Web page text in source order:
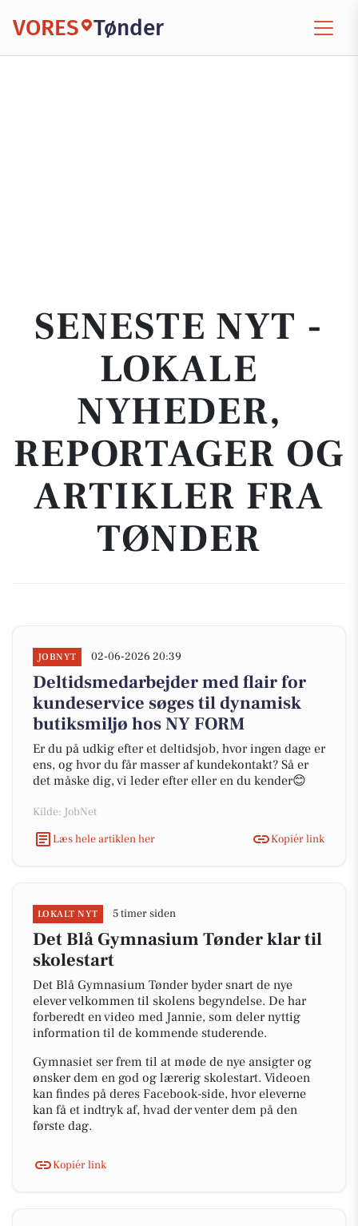
VORES Tønder
SENESTE NYT -
LOKALE
NYHEDER,
REPORTAGER OG
ARTIKLER FRA
TØNDER
JOBNYT 02-06-2026 20:39
Deltidsmedarbejder med flair for
kundeservice søges til dynamisk
butiksmiljø hos NY FORM
Er du på udkig efter et deltidsjob, hvor ingen dage er
ens, og hvor du får masser af kundekontakt? Så er
det måske dig, vi leder efter eller en du kender😊
Kilde: JobNet
Læs hele artiklen her
Kopiér link
LOKALT NYT 5 timer siden
Det Blå Gymnasium Tønder klar til
skolestart
Det Blå Gymnasium Tønder byder snart de nye
elever velkommen til skolens begyndelse. De har
forberedt en video med Jannie, som deler nyttig
information til de kommende studerende.
Gymnasiet ser frem til at møde de nye ansigter og
ønsker dem en god og lærerig skolestart. Videoen
kan findes på deres Facebook-side, hvor eleverne
kan få et indtryk af, hvad der venter dem på den
første dag.
Kopiér link